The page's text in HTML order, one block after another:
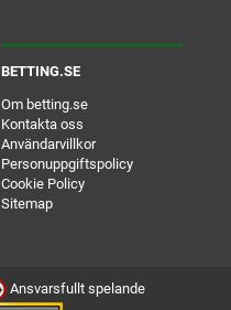
BETTING.SE
Om betting.se
Kontakta oss
Användarvillkor
Personuppgiftspolicy
Cookie Policy
Sitemap
Ansvarsfullt spelande